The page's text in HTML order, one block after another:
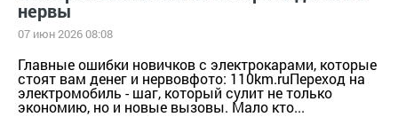
нервы
07 июн 2026 08:08
Главные ошибки новичков с электрокарами, которые
стоят вам денег и нервовфото: 110km.ruПереход на
электромобиль - шаг, который сулит не только
экономию, но и новые вызовы. Мало кто...